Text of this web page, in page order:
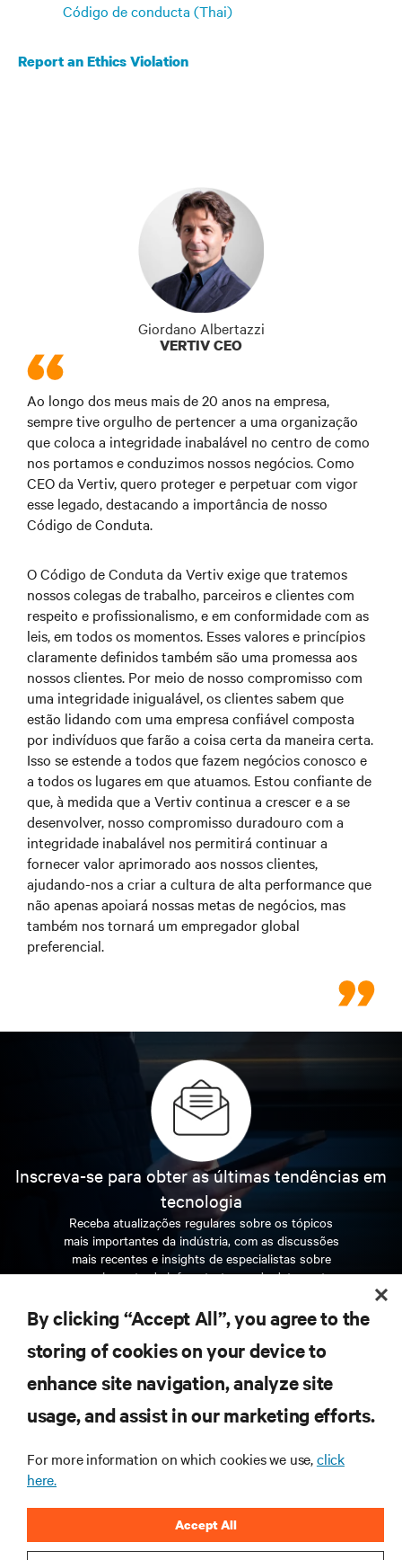
Código de conducta (Thai)
Report an Ethics Violation
Giordano Albertazzi
VERTIV CEO
Ao longo dos meus mais de 20 anos na empresa,
sempre tive orgulho de pertencer a uma organização
que coloca a integridade inabalável no centro de como
nos portamos e conduzimos nossos negócios. Como
CEO da Vertiv, quero proteger e perpetuar com vigor
esse legado, destacando a importância de nosso
Código de Conduta.
O Código de Conduta da Vertiv exige que tratemos
nossos colegas de trabalho, parceiros e clientes com
respeito e profissionalismo, e em conformidade com as
leis, em todos os momentos. Esses valores e princípios
claramente definidos também são uma promessa aos
nossos clientes. Por meio de nosso compromisso com
uma integridade inigualável, os clientes sabem que
estão lidando com uma empresa confiável composta
por indivíduos que farão a coisa certa da maneira certa.
Isso se estende a todos que fazem negócios conosco e
a todos os lugares em que atuamos. Estou confiante de
que, à medida que a Vertiv continua a crescer e a se
desenvolver, nosso compromisso duradouro com a
integridade inabalável nos permitirá continuar a
fornecer valor aprimorado aos nossos clientes,
ajudando-nos a criar a cultura de alta performance que
não apenas apoiará nossas metas de negócios, mas
também nos tornará um empregador global
preferencial.
Inscreva-se para obter as últimas tendências em
tecnologia
Receba atualizações regulares sobre os tópicos
mais importantes da indústria, com as discussões
mais recentes e insights de especialistas sobre
gerenciamento de infraestrutura e de data center.
INSCREVA-SE AGORA
RECURSOS
CORPORATIVO
By clicking “Accept All”, you agree to the
storing of cookies on your device to
enhance site navigation, analyze site
usage, and assist in our marketing efforts.
For more information on which cookies we use,click
here.
Accept All